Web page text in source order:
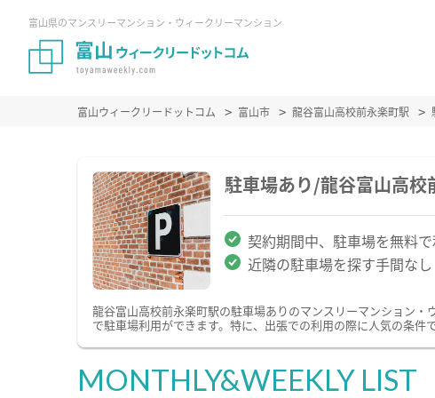
富山県のマンスリーマンション・ウィークリーマンション
富山ウィークリードットコム 富山市 龍谷富山高校前永楽町駅
駐車場あり/龍谷富山高校
契約期間中、駐車場を無料
近隣の駐車場を探す手間なし
龍谷富山高校前永楽町駅の駐車場ありのマンスリーマンション
で駐車場利用ができます。特に、出張での利用の際に人気の条件
MONTHLY&WEEKLY LIST